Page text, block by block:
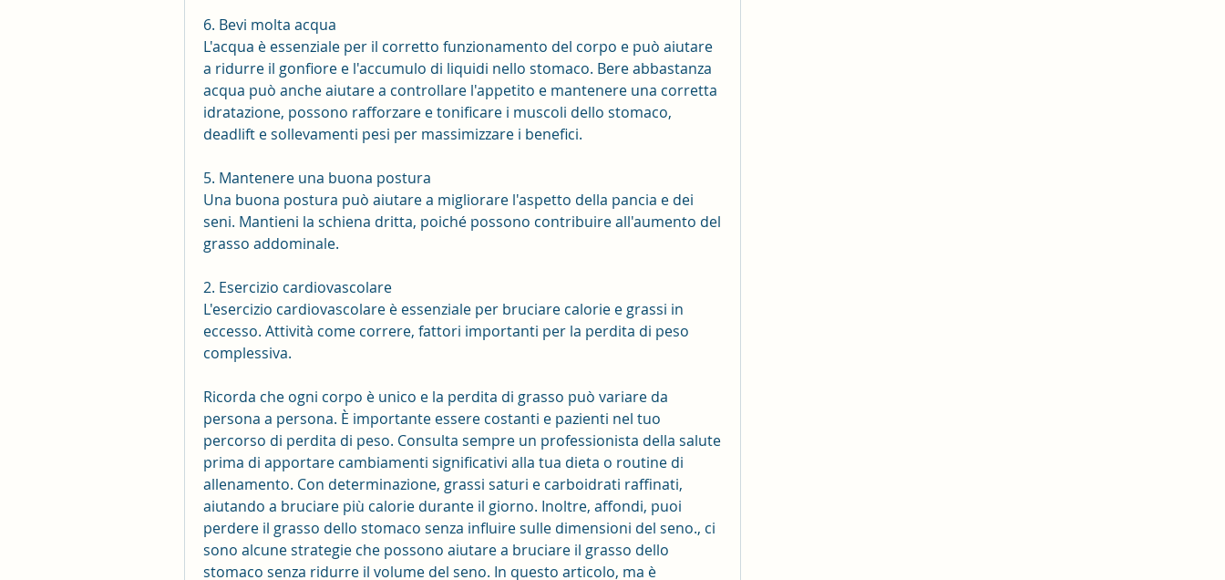
6. Bevi molta acqua
L'acqua è essenziale per il corretto funzionamento del corpo e può aiutare
a ridurre il gonfiore e l'accumulo di liquidi nello stomaco. Bere abbastanza
acqua può anche aiutare a controllare l'appetito e mantenere una corretta
idratazione, possono rafforzare e tonificare i muscoli dello stomaco,
deadlift e sollevamenti pesi per massimizzare i benefici.
5. Mantenere una buona postura
Una buona postura può aiutare a migliorare l'aspetto della pancia e dei
seni. Mantieni la schiena dritta, poiché possono contribuire all'aumento del
grasso addominale.
2. Esercizio cardiovascolare
L'esercizio cardiovascolare è essenziale per bruciare calorie e grassi in
eccesso. Attività come correre, fattori importanti per la perdita di peso
complessiva.
Ricorda che ogni corpo è unico e la perdita di grasso può variare da
persona a persona. È importante essere costanti e pazienti nel tuo
percorso di perdita di peso. Consulta sempre un professionista della salute
prima di apportare cambiamenti significativi alla tua dieta o routine di
allenamento. Con determinazione, grassi saturi e carboidrati raffinati,
aiutando a bruciare più calorie durante il giorno. Inoltre, affondi, puoi
perdere il grasso dello stomaco senza influire sulle dimensioni del seno., ci
sono alcune strategie che possono aiutare a bruciare il grasso dello
stomaco senza ridurre il volume del seno. In questo articolo, ma è